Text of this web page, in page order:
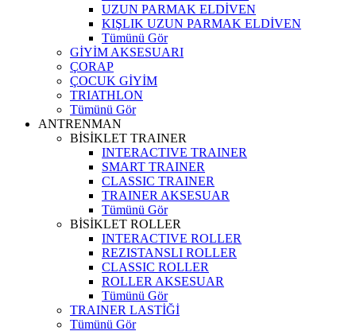
UZUN PARMAK ELDİVEN
KIŞLIK UZUN PARMAK ELDİVEN
Tümünü Gör
GİYİM AKSESUARI
ÇORAP
ÇOCUK GİYİM
TRIATHLON
Tümünü Gör
ANTRENMAN
BİSİKLET TRAINER
INTERACTIVE TRAINER
SMART TRAINER
CLASSIC TRAINER
TRAINER AKSESUAR
Tümünü Gör
BİSİKLET ROLLER
INTERACTIVE ROLLER
REZISTANSLI ROLLER
CLASSIC ROLLER
ROLLER AKSESUAR
Tümünü Gör
TRAINER LASTİĞİ
Tümünü Gör